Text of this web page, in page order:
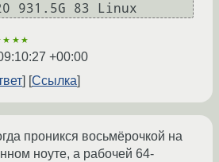
931.5G 83 Linux
+00:00
Ссылка
проникся восьмёрочкой на
ноуте, а рабочей 64-